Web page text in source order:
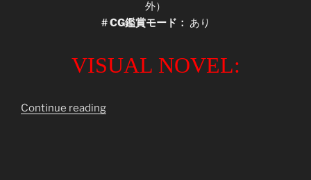
外）
# CG鑑賞モード： あり
VISUAL NOVEL:
Continue reading“[VnSharing]